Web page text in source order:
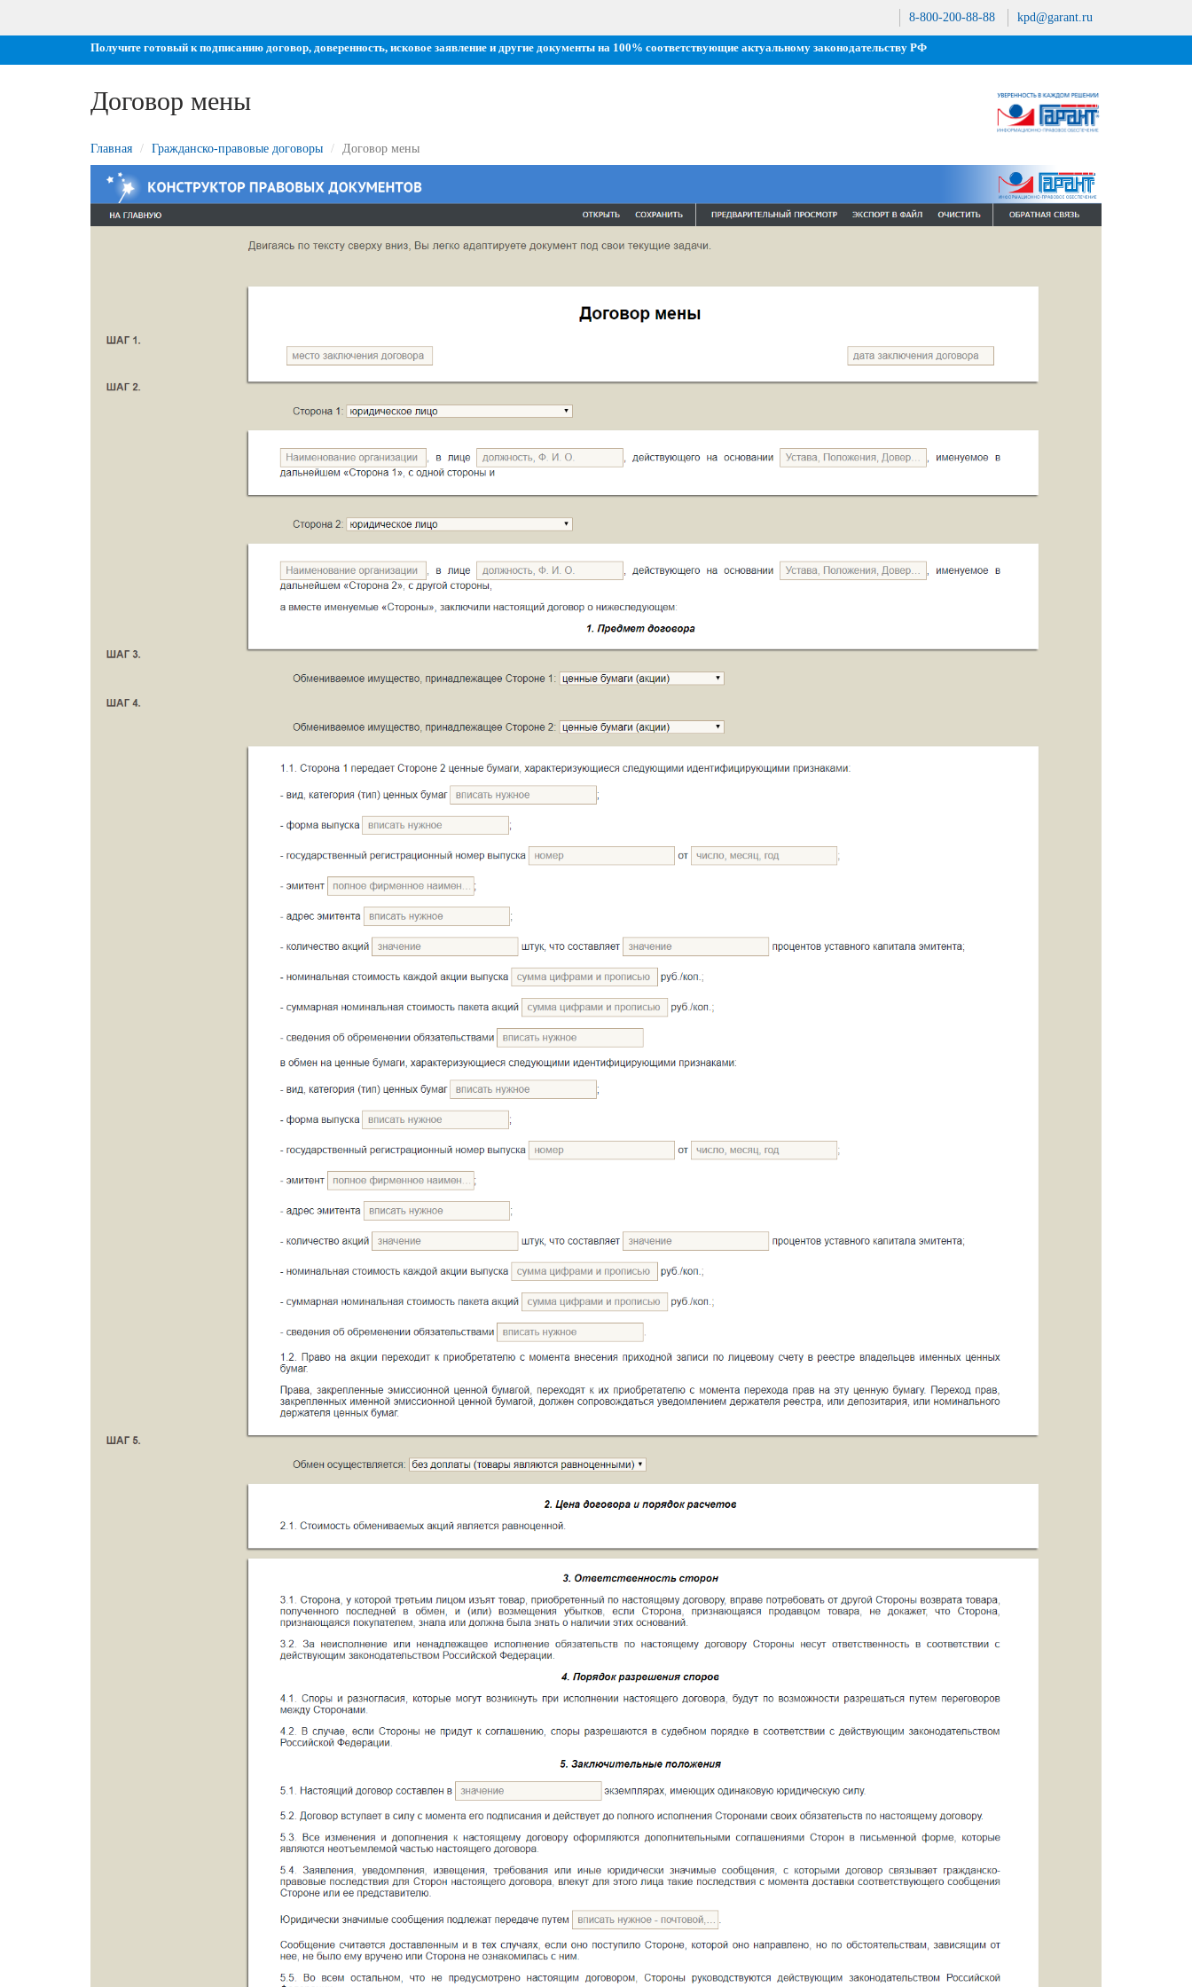
8-800-200-88-88 kpd@garant.ru
Получите готовый к подписанию договор, доверенность, исковое заявление и другие документы на 100% соответствующие актуальному законодательству РФ
Договор мены
Главная Гражданско-правовые договоры Договор мены